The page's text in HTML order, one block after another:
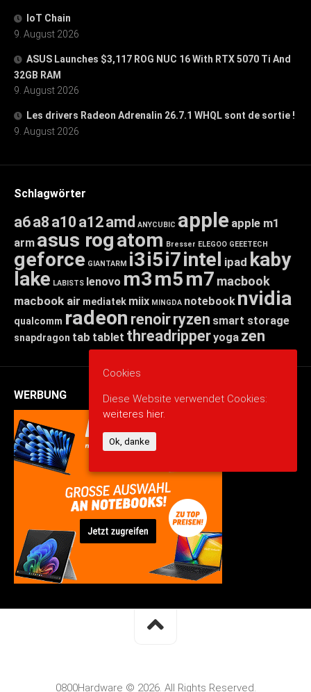
IoT Chain
9. August 2026
ASUS Launches $3,117 ROG NUC 16 With RTX 5070 Ti And
32GB RAM
9. August 2026
Les drivers Radeon Adrenalin 26.7.1 WHQL sont de sortie !
9. August 2026
Schlagwörter
a6a8 a10 a12amd ANYCUBIC apple apple m1
arm asus rogatom Bresser ELEGOO GEEETECH
geforce GIANTARM i3i5i7intel ipad kaby
lake LABISTS lenovo m3m5m7 macbook
macbook air mediatek miix MINGDA notebook nvidia
qualcomm radeon renoirryzen smart storage
snapdragon tab tablet threadripperyoga zen
WERBUNG
0800Hardware © 2026. All Rights Reserved.
Cookies
Diese Website verwendet Cookies:
weiteres hier.
Ok, danke